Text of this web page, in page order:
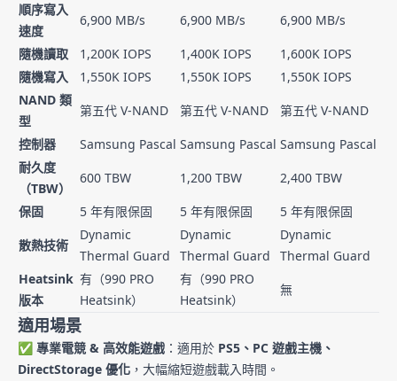
順序寫入
速度
6,900 MB/s 6,900 MB/s
6,900 MB/s
隨機讀取
1,200K IOPS 1,400K IOPS
1,600K IOPS
隨機寫入
1,550K IOPS 1,550K IOPS
1,550K IOPS
NAND 類
型
第五代 V-NAND 第五代 V-NAND
第五代 V-NAND
控制器
Samsung Pascal Samsung Pascal Samsung Pascal
耐久度
（TBW）
600 TBW 1,200 TBW
2,400 TBW
保固
5 年有限保固 5 年有限保固
5 年有限保固
散熱技術
Dynamic
Thermal Guard
Dynamic
Thermal Guard
Dynamic
Thermal Guard
Heatsink
版本
有（990 PRO
Heatsink）
有（990 PRO
Heatsink）
無
適用場景
✅ 專業電競 & 高效能遊戲 ：適用於 PS5、PC 遊戲主機、
DirectStorage 優化 ，大幅縮短遊戲載入時間。